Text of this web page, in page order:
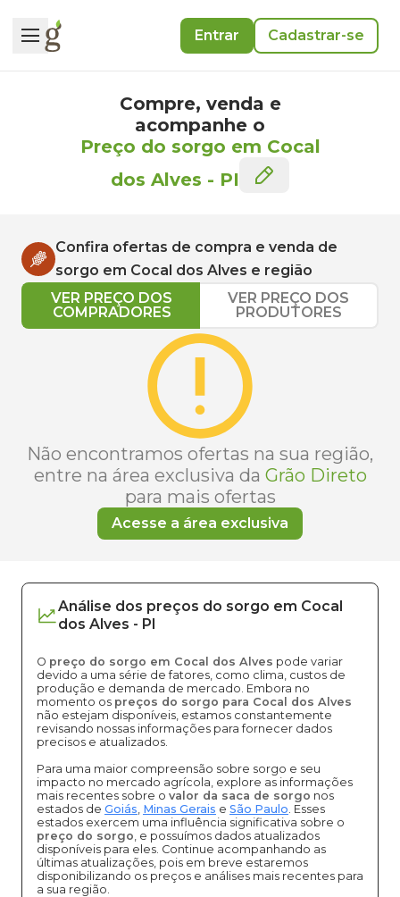
Entrar Cadastrar-se
Compre, venda e
acompanhe o
Preço do sorgo em Cocal
dos Alves - PI
Confira ofertas de compra e venda de
sorgo em Cocal dos Alves e região
VER PREÇO DOS
COMPRADORES
VER PREÇO DOS
PRODUTORES
Não encontramos ofertas na sua região,
entre na área exclusiva da Grão Direto
para mais ofertas
Acesse a área exclusiva
Análise dos preços do sorgo em Cocal
dos Alves - PI
O preço do sorgo em Cocal dos Alves pode variar
devido a uma série de fatores, como clima, custos de
produção e demanda de mercado. Embora no
momento os preços do sorgo para Cocal dos Alves
não estejam disponíveis, estamos constantemente
revisando nossas informações para fornecer dados
precisos e atualizados.
Para uma maior compreensão sobre sorgo e seu
impacto no mercado agrícola, explore as informações
mais recentes sobre o valor da saca de sorgo nos
estados de Goiás, Minas Gerais e São Paulo. Esses
estados exercem uma influência significativa sobre o
preço do sorgo, e possuímos dados atualizados
disponíveis para eles. Continue acompanhando as
últimas atualizações, pois em breve estaremos
disponibilizando os preços e análises mais recentes para
a sua região.